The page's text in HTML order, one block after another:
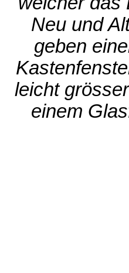
Neu und
geben
leicht
einem